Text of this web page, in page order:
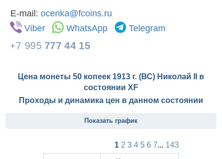
E-mail: ocenka@fcoins.ru
Viber
WhatsApp Telegram
+7 995 777 44 15
Цена монеты 50 копеек 1913 г. (ВС) Николай II в
состоянии XF
Проходы и динамика цен в данном состоянии
Показать график
1 2 3 4 5 6 7... 143